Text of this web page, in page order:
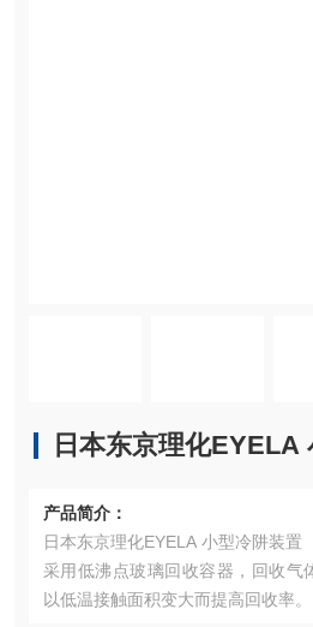
日本东京理化EYELA
产品简介：
日本东京理化EYELA 小型冷阱装置
采用低沸点玻璃回收容器，回收气
以低温接触面积变大而提高回收率。